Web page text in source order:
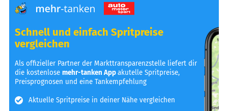
Schnell und einfach Spritpreise
vergleichen
Als offizieller Partner der Markttransparenzstelle liefert dir
die kostenlosemehr-tanken Appakutelle Spritpreise,
Preisprognosen und eine Tankempfehlung
Aktuelle Spritpreise in deiner Nähe vergleichen